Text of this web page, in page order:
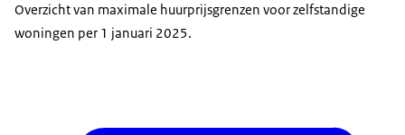
Overzicht van maximale huurprijsgrenzen voor zelfstandige
woningen per 1 januari 2025.